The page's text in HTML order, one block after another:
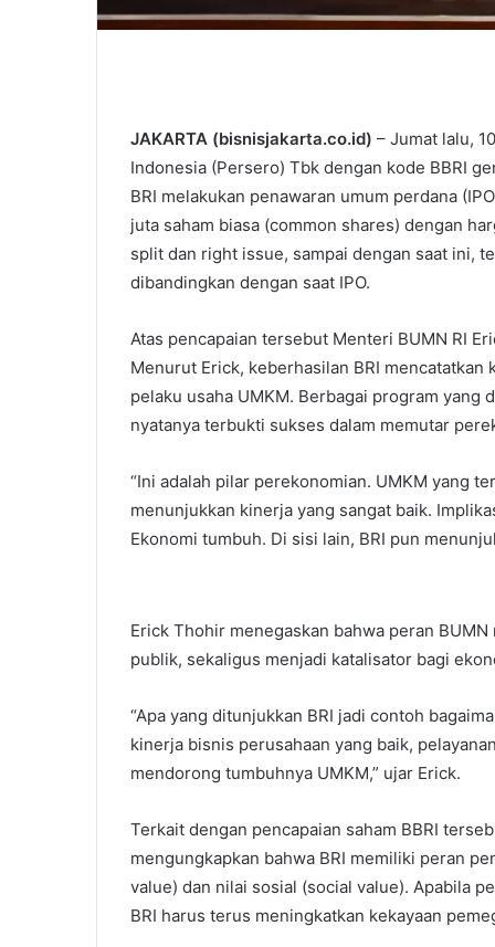
JAKARTA (bisnisjakarta.co.id) – Jumat lalu,
Indonesia (Persero) Tbk dengan kode BBRI
BRI melakukan penawaran umum perdana
juta saham biasa (common shares) dengan
split dan right issue, sampai dengan saat ini,
dibandingkan dengan saat IPO.
Atas pencapaian tersebut Menteri BUMN RI
Menurut Erick, keberhasilan BRI
pelaku usaha UMKM. Berbagai program yang
nyatanya terbukti sukses dalam memutar
“Ini adalah pilar perekonomian. UMKM yang
menunjukkan kinerja yang sangat baik.
Ekonomi tumbuh. Di sisi lain, BRI pun
Erick Thohir menegaskan bahwa peran
publik, sekaligus menjadi katalisator bagi
“Apa yang ditunjukkan BRI jadi contoh
kinerja bisnis perusahaan yang baik,
mendorong tumbuhnya UMKM,” ujar Erick.
Terkait dengan pencapaian saham BBRI
mengungkapkan bahwa BRI memiliki peran
value) dan nilai sosial (social value). Apabila
BRI harus terus meningkatkan kekayaan